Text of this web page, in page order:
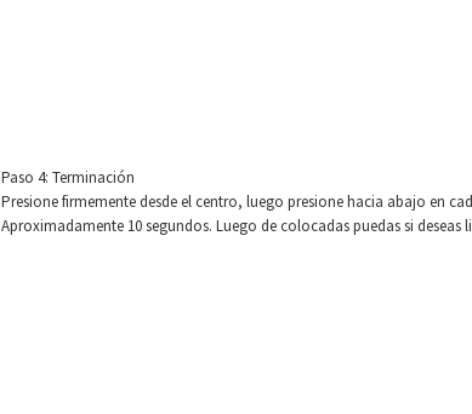
Paso 4: Terminación
Presione firmemente desde el centro, luego presione hacia abajo en
Aproximadamente 10 segundos. Luego de colocadas puedas si deseas